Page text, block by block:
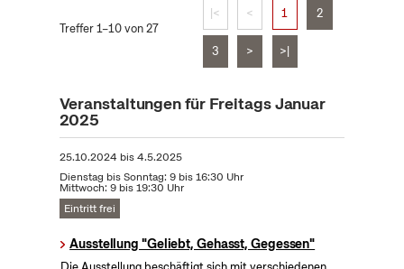
Treffer 1–10 von 27
|< < 1 2
3 > >|
Veranstaltungen für Freitags Januar
2025
25.10.2024 bis4.5.2025
Dienstag bis Sonntag: 9 bis 16:30 Uhr
Mittwoch: 9 bis 19:30 Uhr
Eintritt frei
Ausstellung "Geliebt, Gehasst, Gegessen"